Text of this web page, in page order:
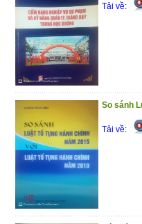
Trân trọng giới
(18/12/2020)
Tải về:
So sánh
Tải về: